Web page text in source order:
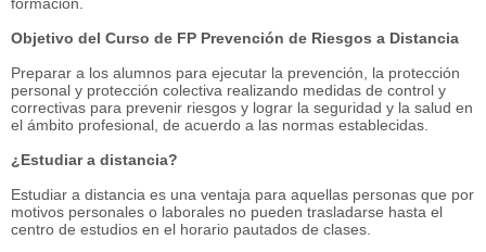
Objetivo del Curso de FP Prevención de Riesgos a Distancia
Preparar a los alumnos para ejecutar la prevención, la protección
personal y protección colectiva realizando medidas de control y
correctivas para prevenir riesgos y lograr la seguridad y la salud en
el ámbito profesional, de acuerdo a las normas establecidas.
¿Estudiar a distancia?
Estudiar a distancia es una ventaja para aquellas personas que por
motivos personales o laborales no pueden trasladarse hasta el
centro de estudios en el horario pautados de clases.